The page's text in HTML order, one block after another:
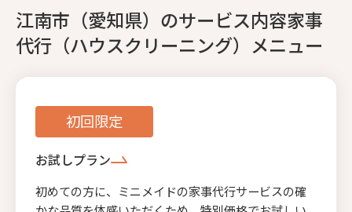
江南市（愛知県）のサービス内容家事
代行（ハウスクリーニング）メニュー
初回限定
お試しプラン
初めての方に、ミニメイドの家事代行サービスの確